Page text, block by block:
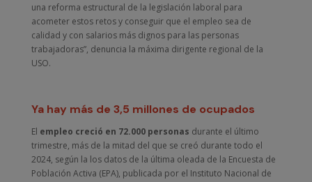
una reforma estructural de la legislación laboral para
acometer estos retos y conseguir que el empleo sea de
calidad y con salarios más dignos para las personas
trabajadoras”, denuncia la máxima dirigente regional de la
USO.
Ya hay más de 3,5 millones de ocupados
El empleo creció en 72.000 personas durante el último
trimestre, más de la mitad del que se creó durante todo el
2024, según la los datos de la última oleada de la Encuesta de
Población Activa (EPA), publicada por el Instituto Nacional de